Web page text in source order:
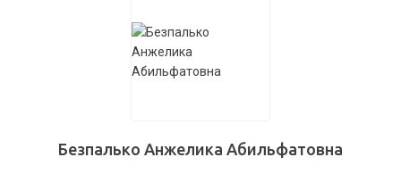
Безпалько Анжелика Абильфатовна